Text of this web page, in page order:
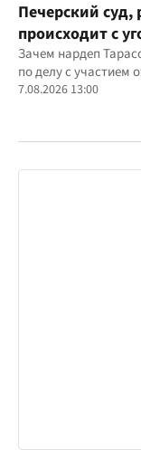
Печерский суд,
происходит с
участием
Зачем нардеп
по делу с участием
7.08.2026 13:00